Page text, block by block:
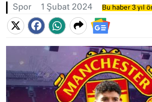
Spor 1 Şubat 2024 Bu haber 3 yıl